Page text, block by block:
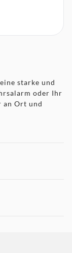
starke und
oder Ihr
an Ort und